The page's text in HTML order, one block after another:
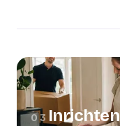
03 Inrichten